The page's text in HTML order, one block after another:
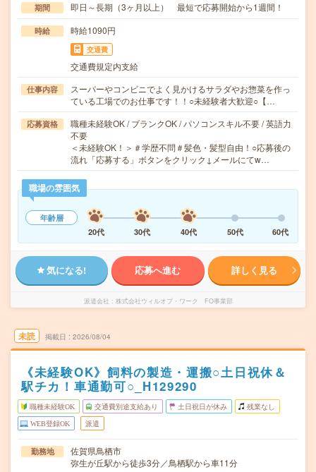
期間 即日～長期（3ヶ月以上） 最短で応募開始から1週間！
時給 時給1090円
交通費
交通費規定内支給
仕事内容
スーパーやコンビニでよく見かけるサラダやお惣菜を作っ
ている工場でのお仕事です！！○未経験者大歓迎○【…
応募資格
職種未経験OK / ブランクOK / パソコンスキル不要 / 英語力
不要
＜未経験OK！＞＃学歴不問＃髪色・髪型自由！○応募後の
流れ「応募する」ボタンをクリック↓メールにてw…
職場の雰囲気
年齢層
20代
30代 40代 50代 60代
気になる! 応募へ進む 詳しく見る
派遣会社 株式会社ウィルオブ・ワーク FO事業部
未読 掲載日 2026/08/04
《未経験OK》飼料の製造・運搬○土日祝休＆
駅チカ！車通勤可○_H129290
職種未経験OK 交通費別途支給あり 土日祝日が休み 残業なし
WEB登録OK 派遣
勤務地
佐賀県鳥栖市
弥生が丘駅から徒歩3分／鳥栖駅から車11分